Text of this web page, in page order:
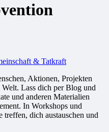
& Tatkraft
Aktionen, Projekten
Lass dich per Blog und
und anderen Materialien
In Workshops und
treffen, dich austauschen und